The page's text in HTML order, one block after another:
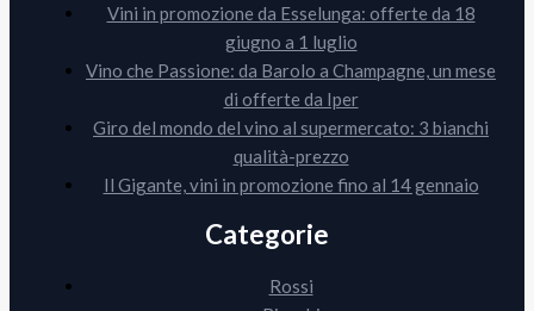
Vini in promozione da Esselunga: offerte da 18
giugno a 1 luglio
Vino che Passione: da Barolo a Champagne, un mese
di offerte da Iper
Giro del mondo del vino al supermercato: 3 bianchi
qualità-prezzo
Il Gigante, vini in promozione fino al 14 gennaio
Categorie
Rossi